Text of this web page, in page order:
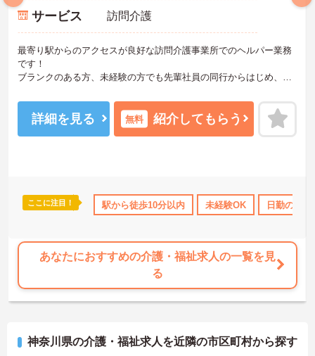
託児所・育児補助 無資格OK 年間休日110日以上
サービス 訪問介護
最寄り駅からのアクセスが良好な訪問介護事業所でのヘルパー業務
です！
ブランクのある方、未経験の方でも先輩社員の同行からはじめ、丁
ご興味ある方には、面接のポイントなど、さらに詳細をお話致しま
すのでお気軽にご相談ください。
詳細を見る 無料 紹介してもらう
ここに注目！ 駅から徒歩10分以内 未経験OK 日勤のみ
あなたにおすすめの介護・福祉求人の一覧を見
る
神奈川県の介護・福祉求人を近隣の市区町村から探す